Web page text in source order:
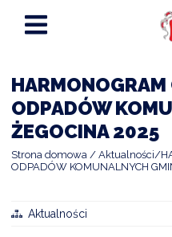
ODPADÓW
ŻEGOCINA 2025
Strona domowa Aktualności
ODPADÓW KOMUNALNYCH
Aktualności